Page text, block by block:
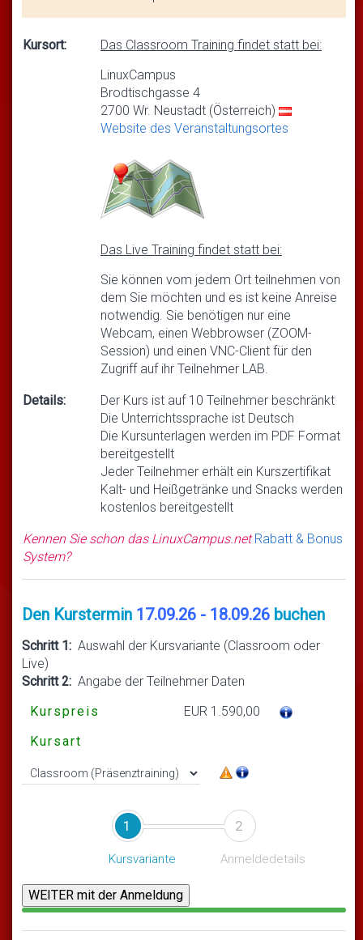
Kursort:
Das Classroom Training findet statt bei:
LinuxCampus
Brodtischgasse 4
2700 Wr. Neustadt (Österreich)
Website des Veranstaltungsortes
Das Live Training findet statt bei:
Sie können vom jedem Ort teilnehmen von
dem Sie möchten und es ist keine Anreise
notwendig. Sie benötigen nur eine
Webcam, einen Webbrowser (ZOOM-
Session) und einen VNC-Client für den
Zugriff auf ihr Teilnehmer LAB.
Details:
Der Kurs ist auf 10 Teilnehmer beschränkt
Die Unterrichtssprache ist Deutsch
Die Kursunterlagen werden im PDF Format
bereitgestellt
Jeder Teilnehmer erhält ein Kurszertifikat
Kalt- und Heißgetränke und Snacks werden
kostenlos bereitgestellt
Kennen Sie schon das LinuxCampus.netRabatt & Bonus
System?
Den Kurstermin 17.09.26 - 18.09.26 buchen
Schritt 1: Auswahl der Kursvariante (Classroom oder
Live)
Schritt 2: Angabe der Teilnehmer Daten
Kurspreis
EUR 1.590,00
Kursart
1
Kursvariante
2
Anmeldedetails